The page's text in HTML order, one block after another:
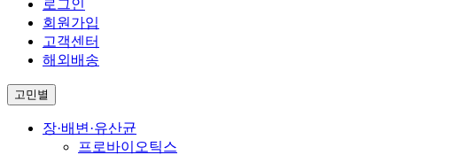
로그인
회원가입
고객센터
해외배송
고민별
장·배변·유산균
프로바이오틱스